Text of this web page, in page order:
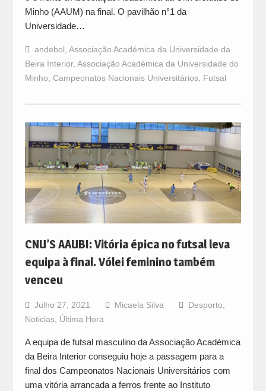
Minho (AAUM) na final. O pavilhão n°1 da
Universidade…
andebol Associação Académica da Universidade da
Beira Interior, Associação Académica da Universidade do
Minho Campeonatos Nacionais Universitários, Futsal
CNU’S AAUBI: Vitória épica no futsal leva
equipa à final. Vólei feminino também
venceu
Julho 27, 2021 Micaela Silva Desporto
Noticias, Última Hora
A equipa de futsal masculino da Associação Académica
da Beira Interior conseguiu hoje a passagem para a
final dos Campeonatos Nacionais Universitários com
uma vitória arrancada a ferros frente ao Instituto